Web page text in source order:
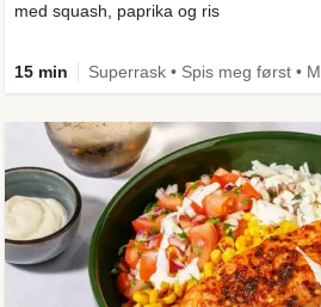
med squash, paprika og ris
15 min